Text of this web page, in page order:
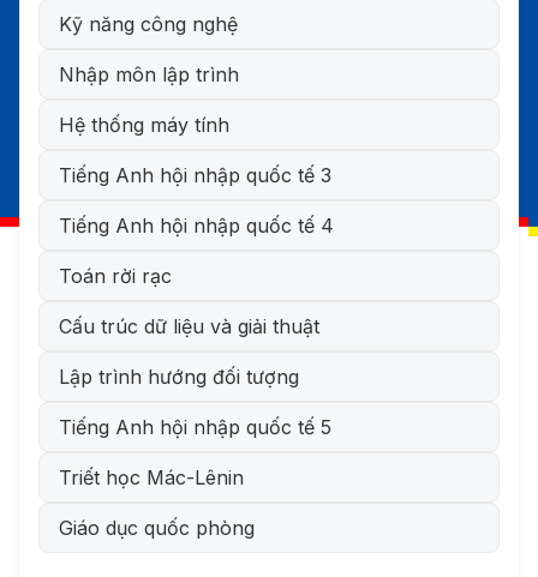
Kỹ năng công nghệ
Nhập môn lập trình
Hệ thống máy tính
Tiếng Anh hội nhập quốc tế 3
Tiếng Anh hội nhập quốc tế 4
Toán rời rạc
Cấu trúc dữ liệu và giải thuật
Lập trình hướng đối tượng
Tiếng Anh hội nhập quốc tế 5
Triết học Mác-Lênin
Giáo dục quốc phòng